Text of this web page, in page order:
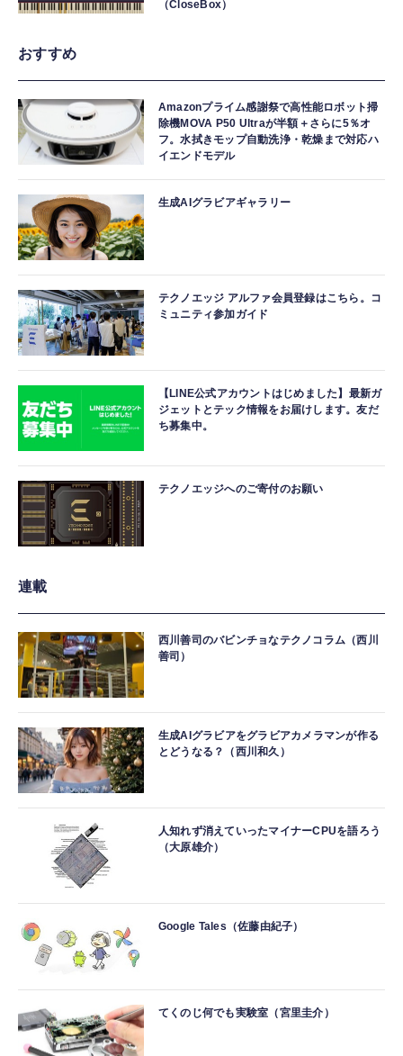
（CloseBox）
おすすめ
Amazonプライム感謝祭で高性能ロボット掃
除機MOVA P50 Ultraが半額＋さらに5％オ
フ。水拭きモップ自動洗浄・乾燥まで対応ハ
イエンドモデル
生成AIグラビアギャラリー
テクノエッジ アルファ会員登録はこちら。コ
ミュニティ参加ガイド
【LINE公式アカウントはじめました】最新ガ
ジェットとテック情報をお届けします。友だ
ち募集中。
テクノエッジへのご寄付のお願い
連載
西川善司のバビンチョなテクノコラム（西川
善司）
生成AIグラビアをグラビアカメラマンが作る
とどうなる？（西川和久）
人知れず消えていったマイナーCPUを語ろう
（大原雄介）
Google Tales（佐藤由紀子）
てくのじ何でも実験室（宮里圭介）